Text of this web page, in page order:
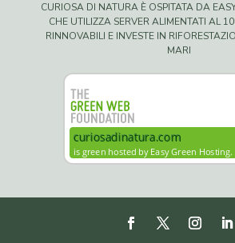
CURIOSA DI NATURA È OSPITATA DA
CHE UTILIZZA SERVER ALIMENTATI AL
RINNOVABILI E INVESTE IN
MARI